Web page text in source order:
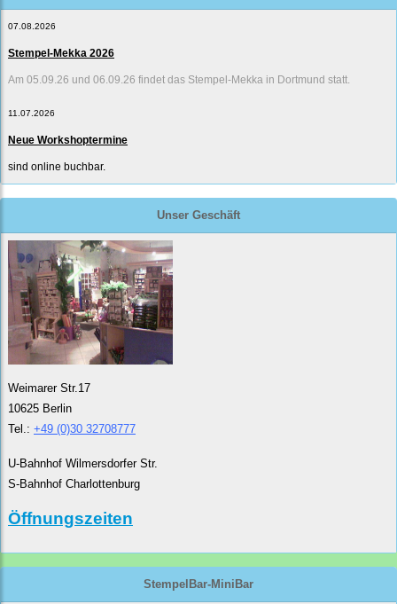
07.08.2026
Stempel-Mekka 2026
Am 05.09.26 und 06.09.26 findet das Stempel-Mekka in Dortmund statt.
11.07.2026
Neue Workshoptermine
sind online buchbar.
Unser Geschäft
Weimarer Str.17
10625 Berlin
Tel.: +49 (0)30 32708777
U-Bahnhof Wilmersdorfer Str.
S-Bahnhof Charlottenburg
Öffnungszeiten
StempelBar-MiniBar